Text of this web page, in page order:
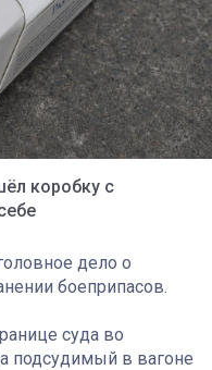
коробку с
дело о
боеприпасов.
суда во
подсудимый в вагоне